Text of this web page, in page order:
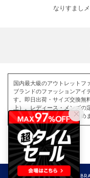
なりすまし
国内最大級のアウトレットフ
ブランドのファッションアイ
す。即日出荷・サイズ交換無
上）。レディース・メンズの
毎日お得にお買い物を楽しめ
©